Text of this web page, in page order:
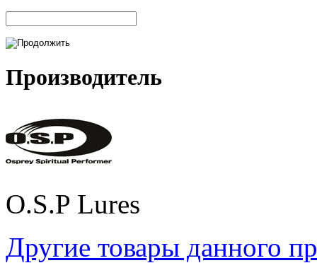
Производитель
O.S.P Lures
Другие товары данного